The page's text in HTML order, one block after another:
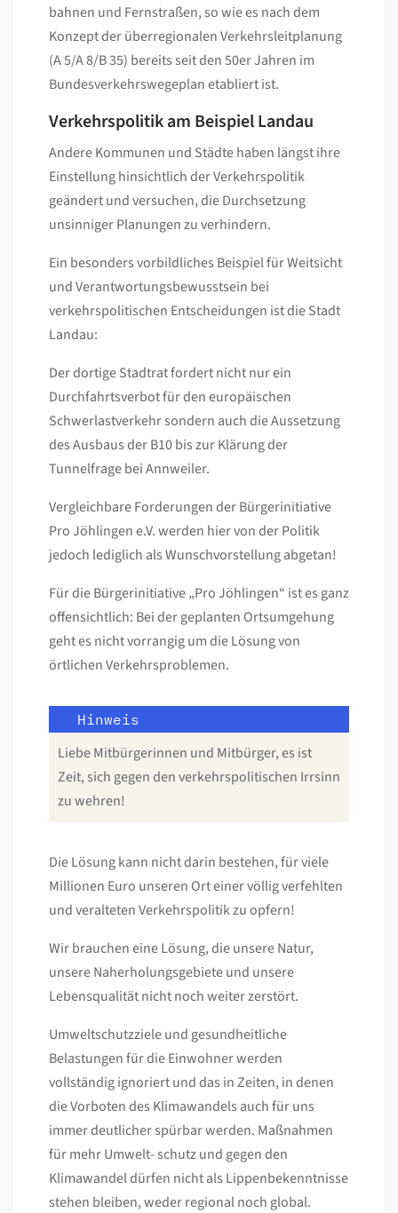
bahnen und Fernstraßen, so wie es nach dem
Konzept der überregionalen Verkehrsleitplanung
(A 5/A 8/B 35) bereits seit den 50er Jahren im
Bundesverkehrswegeplan etabliert ist.
Verkehrspolitik am Beispiel Landau
Andere Kommunen und Städte haben längst ihre
Einstellung hinsichtlich der Verkehrspolitik
geändert und versuchen, die Durchsetzung
unsinniger Planungen zu verhindern.
Ein besonders vorbildliches Beispiel für Weitsicht
und Verantwortungsbewusstsein bei
verkehrspolitischen Entscheidungen ist die Stadt
Landau:
Der dortige Stadtrat fordert nicht nur ein
Durchfahrtsverbot für den europäischen
Schwerlastverkehr sondern auch die Aussetzung
des Ausbaus der B10 bis zur Klärung der
Tunnelfrage bei Annweiler.
Vergleichbare Forderungen der Bürgerinitiative
Pro Jöhlingen e.V. werden hier von der Politik
jedoch lediglich als Wunschvorstellung abgetan!
Für die Bürgerinitiative „Pro Jöhlingen“ ist es ganz
offensichtlich: Bei der geplanten Ortsumgehung
geht es nicht vorrangig um die Lösung von
örtlichen Verkehrsproblemen.
Liebe Mitbürgerinnen und Mitbürger, es ist
Zeit, sich gegen den verkehrspolitischen Irrsinn
zu wehren!
Die Lösung kann nicht darin bestehen, für viele
Millionen Euro unseren Ort einer völlig verfehlten
und veralteten Verkehrspolitik zu opfern!
Wir brauchen eine Lösung, die unsere Natur,
unsere Naherholungsgebiete und unsere
Lebensqualität nicht noch weiter zerstört.
Umweltschutzziele und gesundheitliche
Belastungen für die Einwohner werden
vollständig ignoriert und das in Zeiten, in denen
die Vorboten des Klimawandels auch für uns
immer deutlicher spürbar werden. Maßnahmen
für mehr Umwelt- schutz und gegen den
Klimawandel dürfen nicht als Lippenbekenntnisse
stehen bleiben, weder regional noch global.